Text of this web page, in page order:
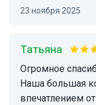
23 ноября 2025
Татьяна
Огромное спасибо за потрясающую экскурсию!
Наша большая
впечатлением